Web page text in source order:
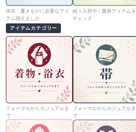
浴衣・夏きものに必要なアイ
テム揃えました
続々入荷中！最新アイテムを
チェック
アイテムカテゴリー
フォーマルからカジュアルま
で
フォーマルからカジュアルま
で